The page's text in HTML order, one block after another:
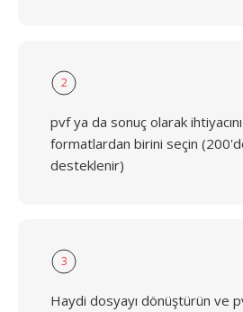
2
pvf ya da sonuç olarak
formatlardan birini seçin
desteklenir)
3
Haydi dosyayı dönüştürün ve